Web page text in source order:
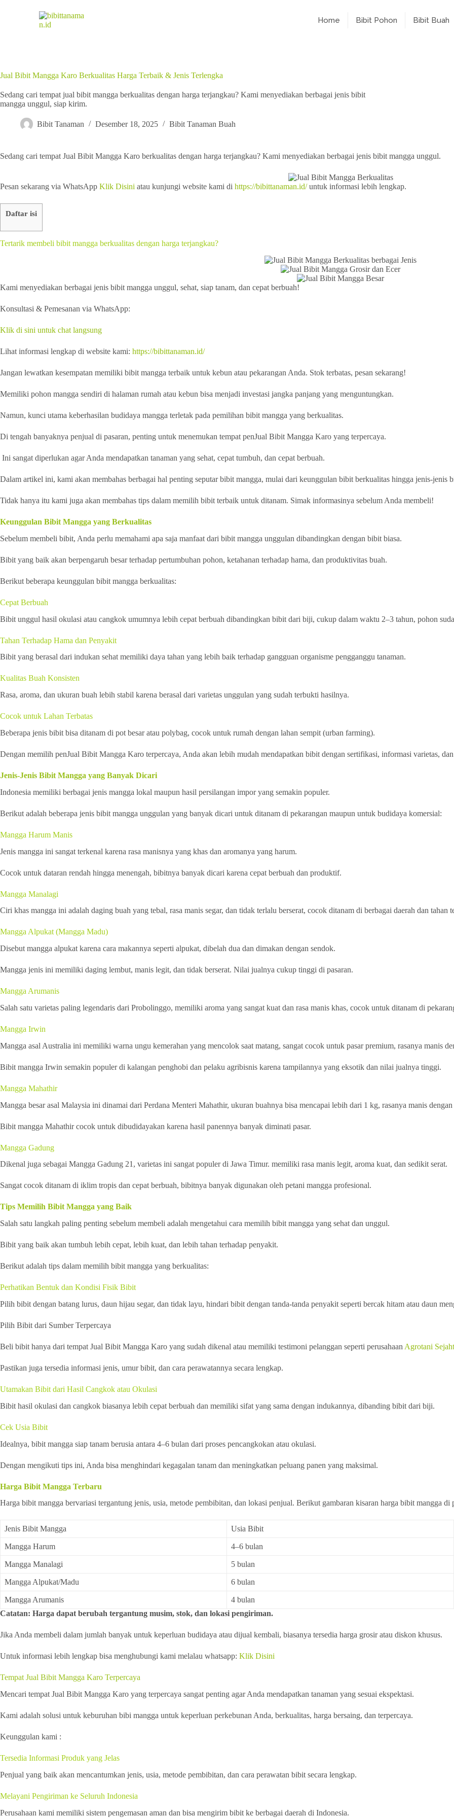
Home Bibit Pohon Bibit Buah
Jual Bibit Mangga Karo Berkualitas Harga Terbaik & Jenis Terlengka
Sedang cari tempat jual bibit mangga berkualitas dengan harga terjangkau? Kami menyediakan berbagai jenis bibit
mangga unggul, siap kirim.
Bibit Tanaman Desember 18, 2025 Bibit Tanaman Buah
Sedang cari tempat Jual Bibit Mangga Karo berkualitas dengan harga terjangkau? Kami menyediakan berbagai jenis bibit mangga unggul.
Pesan sekarang via WhatsApp Klik Disini atau kunjungi website kami di https://bibittanaman.id/untuk informasi lebih lengkap.
Daftar isi
Tertarik membeli bibit mangga berkualitas dengan harga terjangkau?
Kami menyediakan berbagai jenis bibit mangga unggul, sehat, siap tanam, dan cepat berbuah!
Konsultasi & Pemesanan via WhatsApp:
Klik di sini untuk chat langsung
Lihat informasi lengkap di website kami: https://bibittanaman.id/
Jangan lewatkan kesempatan memiliki bibit mangga terbaik untuk kebun atau pekarangan Anda. Stok terbatas, pesan sekarang!
Memiliki pohon mangga sendiri di halaman rumah atau kebun bisa menjadi investasi jangka panjang yang menguntungkan.
Namun, kunci utama keberhasilan budidaya mangga terletak pada pemilihan bibit mangga yang berkualitas.
Di tengah banyaknya penjual di pasaran, penting untuk menemukan tempat penJual Bibit Mangga Karo yang terpercaya.
Ini sangat diperlukan agar Anda mendapatkan tanaman yang sehat, cepat tumbuh, dan cepat berbuah.
Dalam artikel ini, kami akan membahas berbagai hal penting seputar bibit mangga, mulai dari keunggulan bibit berkualitas hingga jenis-jenis
Tidak hanya itu kami juga akan membahas tips dalam memilih bibit terbaik untuk ditanam. Simak informasinya sebelum Anda membeli!
Keunggulan Bibit Mangga yang Berkualitas
Sebelum membeli bibit, Anda perlu memahami apa saja manfaat dari bibit mangga unggulan dibandingkan dengan bibit biasa.
Bibit yang baik akan berpengaruh besar terhadap pertumbuhan pohon, ketahanan terhadap hama, dan produktivitas buah.
Berikut beberapa keunggulan bibit mangga berkualitas:
Cepat Berbuah
Bibit unggul hasil okulasi atau cangkok umumnya lebih cepat berbuah dibandingkan bibit dari biji, cukup dalam waktu 2–3 tahun, pohon
Tahan Terhadap Hama dan Penyakit
Bibit yang berasal dari indukan sehat memiliki daya tahan yang lebih baik terhadap gangguan organisme pengganggu tanaman.
Kualitas Buah Konsisten
Rasa, aroma, dan ukuran buah lebih stabil karena berasal dari varietas unggulan yang sudah terbukti hasilnya.
Cocok untuk Lahan Terbatas
Beberapa jenis bibit bisa ditanam di pot besar atau polybag, cocok untuk rumah dengan lahan sempit (urban farming).
Dengan memilih penJual Bibit Mangga Karo terpercaya, Anda akan lebih mudah mendapatkan bibit dengan sertifikasi, informasi varietas,
Jenis-Jenis Bibit Mangga yang Banyak Dicari
Indonesia memiliki berbagai jenis mangga lokal maupun hasil persilangan impor yang semakin populer.
Berikut adalah beberapa jenis bibit mangga unggulan yang banyak dicari untuk ditanam di pekarangan maupun untuk budidaya komersial:
Mangga Harum Manis
Jenis mangga ini sangat terkenal karena rasa manisnya yang khas dan aromanya yang harum.
Cocok untuk dataran rendah hingga menengah, bibitnya banyak dicari karena cepat berbuah dan produktif.
Mangga Manalagi
Ciri khas mangga ini adalah daging buah yang tebal, rasa manis segar, dan tidak terlalu berserat, cocok ditanam di berbagai daerah dan tahan
Mangga Alpukat (Mangga Madu)
Disebut mangga alpukat karena cara makannya seperti alpukat, dibelah dua dan dimakan dengan sendok.
Mangga jenis ini memiliki daging lembut, manis legit, dan tidak berserat. Nilai jualnya cukup tinggi di pasaran.
Mangga Arumanis
Salah satu varietas paling legendaris dari Probolinggo, memiliki aroma yang sangat kuat dan rasa manis khas, cocok untuk ditanam di
Mangga Irwin
Mangga asal Australia ini memiliki warna ungu kemerahan yang mencolok saat matang, sangat cocok untuk pasar premium, rasanya manis
Bibit mangga Irwin semakin populer di kalangan penghobi dan pelaku agribisnis karena tampilannya yang eksotik dan nilai jualnya tinggi.
Mangga Mahathir
Mangga besar asal Malaysia ini dinamai dari Perdana Menteri Mahathir, ukuran buahnya bisa mencapai lebih dari 1 kg, rasanya manis dengan
Bibit mangga Mahathir cocok untuk dibudidayakan karena hasil panennya banyak diminati pasar.
Mangga Gadung
Dikenal juga sebagai Mangga Gadung 21, varietas ini sangat populer di Jawa Timur. memiliki rasa manis legit, aroma kuat, dan sedikit serat.
Sangat cocok ditanam di iklim tropis dan cepat berbuah, bibitnya banyak digunakan oleh petani mangga profesional.
Tips Memilih Bibit Mangga yang Baik
Salah satu langkah paling penting sebelum membeli adalah mengetahui cara memilih bibit mangga yang sehat dan unggul.
Bibit yang baik akan tumbuh lebih cepat, lebih kuat, dan lebih tahan terhadap penyakit.
Berikut adalah tips dalam memilih bibit mangga yang berkualitas:
Perhatikan Bentuk dan Kondisi Fisik Bibit
Pilih bibit dengan batang lurus, daun hijau segar, dan tidak layu, hindari bibit dengan tanda-tanda penyakit seperti bercak hitam atau daun
Pilih Bibit dari Sumber Terpercaya
Beli bibit hanya dari tempat Jual Bibit Mangga Karo yang sudah dikenal atau memiliki testimoni pelanggan seperti perusahaan Agrotani
Pastikan juga tersedia informasi jenis, umur bibit, dan cara perawatannya secara lengkap.
Utamakan Bibit dari Hasil Cangkok atau Okulasi
Bibit hasil okulasi dan cangkok biasanya lebih cepat berbuah dan memiliki sifat yang sama dengan indukannya, dibanding bibit dari biji.
Cek Usia Bibit
Idealnya, bibit mangga siap tanam berusia antara 4–6 bulan dari proses pencangkokan atau okulasi.
Dengan mengikuti tips ini, Anda bisa menghindari kegagalan tanam dan meningkatkan peluang panen yang maksimal.
Harga Bibit Mangga Terbaru
Harga bibit mangga bervariasi tergantung jenis, usia, metode pembibitan, dan lokasi penjual. Berikut gambaran kisaran harga bibit mangga di
Jenis Bibit Mangga Usia Bibit
Mangga Harum 4–6 bulan
Mangga Manalagi 5 bulan
Mangga Alpukat/Madu 6 bulan
Mangga Arumanis 4 bulan
Catatan: Harga dapat berubah tergantung musim, stok, dan lokasi pengiriman.
Jika Anda membeli dalam jumlah banyak untuk keperluan budidaya atau dijual kembali, biasanya tersedia harga grosir atau diskon khusus.
Untuk informasi lebih lengkap bisa menghubungi kami melalau whatsapp: Klik Disini
Tempat Jual Bibit Mangga Karo Terpercaya
Mencari tempat Jual Bibit Mangga Karo yang terpercaya sangat penting agar Anda mendapatkan tanaman yang sesuai ekspektasi.
Kami adalah solusi untuk keburuhan bibi mangga untuk keperluan perkebunan Anda, berkualitas, harga bersaing, dan terpercaya.
Keunggulan kami :
Tersedia Informasi Produk yang Jelas
Penjual yang baik akan mencantumkan jenis, usia, metode pembibitan, dan cara perawatan bibit secara lengkap.
Melayani Pengiriman ke Seluruh Indonesia
Perusahaan kami memiliki sistem pengemasan aman dan bisa mengirim bibit ke berbagai daerah di Indonesia.